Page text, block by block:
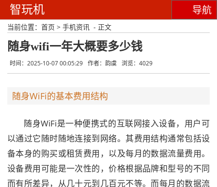
智玩机 导航
当前位置： 首页 > 手机资讯 - 正文
随身wifi一年大概要多少钱
时间：2025-10-07 00:05:29 作者：韵虞 浏览：4029
随身WiFi的基本费用结构
随身WiFi是一种便携式的互联网接入设备，用户可
以通过它随时随地连接到网络。其费用结构通常包括设
备本身的购买或租赁费用，以及每月的数据流量费用。
设备费用可能是一次性的，价格根据品牌和型号的不同
而有所差异，从几十元到几百元不等。而每月的数据流